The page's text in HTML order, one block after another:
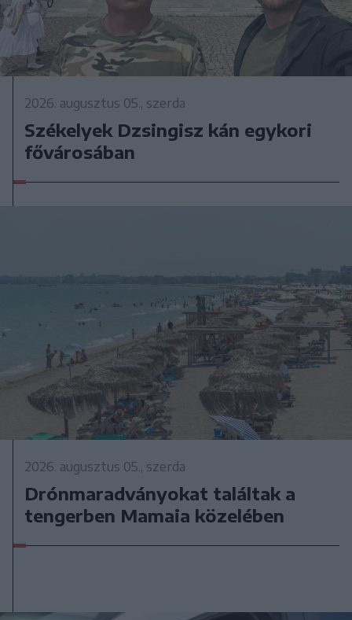
2026. augusztus 05., szerda
Székelyek Dzsingisz kán egykori
fővárosában
2026. augusztus 05., szerda
Drónmaradványokat találtak a
tengerben Mamaia közelében